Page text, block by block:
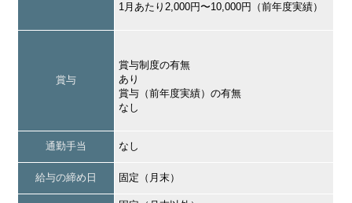
1月あたり2,000円〜10,000円（前年度実績）
賞与
賞与制度の有無
あり
賞与（前年度実績）の有無
なし
通勤手当 なし
給与の締め日 固定（月末）